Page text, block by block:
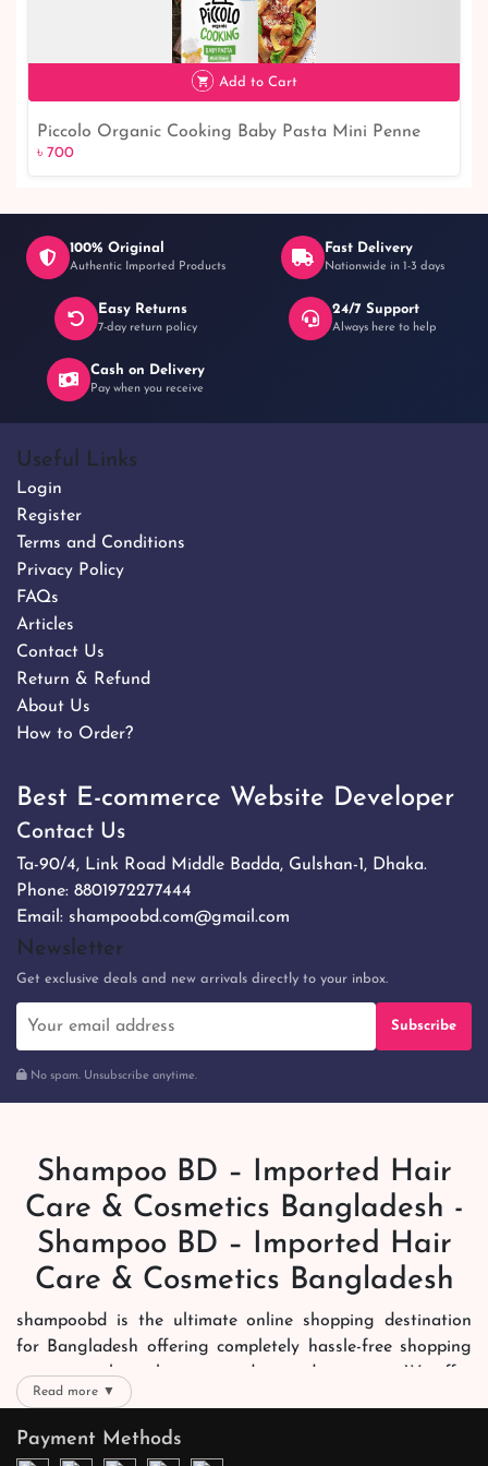
৳ 700
Add to Cart
Piccolo Organic Cooking Baby Pasta Mini Penne
200G
৳ 700
100% Original
Authentic Imported Products
Fast Delivery
Nationwide in 1-3 days
Easy Returns
7-day return policy
24/7 Support
Always here to help
Cash on Delivery
Pay when you receive
Useful Links
Login
Register
Terms and Conditions
Privacy Policy
FAQs
Articles
Contact Us
Return & Refund
About Us
How to Order?
Best E-commerce Website Developer
Contact Us
Ta-90/4, Link Road Middle Badda, Gulshan-1, Dhaka.
Phone: 8801972277444
Email: shampoobd.com@gmail.com
Newsletter
Get exclusive deals and new arrivals directly to your inbox.
Subscribe
No spam. Unsubscribe anytime.
Shampoo BD – Imported Hair
Care & Cosmetics Bangladesh -
Shampoo BD – Imported Hair
Care & Cosmetics Bangladesh
shampoobd is the ultimate online shopping destination
for Bangladesh offering completely hassle-free shopping
experience through secure and trusted gateways. We offer
you trendy and reliable shopping with all your preferred
brands and more. Now shopping is easier, quicker and
always joyous. We help you mark the exact choice here.
Read more ▼
Payment Methods